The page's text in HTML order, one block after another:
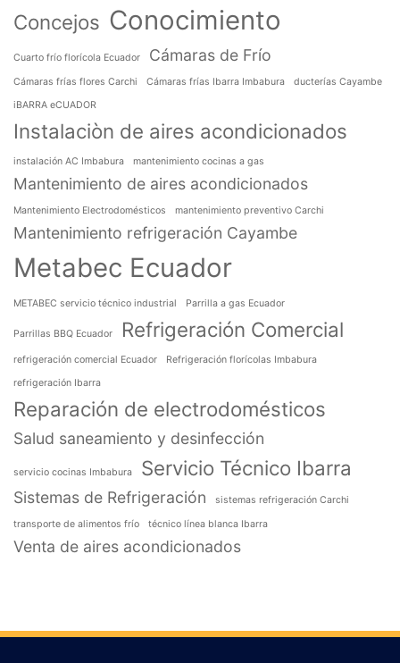
Concejos Conocimiento
Cuarto frío florícola Ecuador Cámaras de Frío
Cámaras frías flores Carchi Cámaras frías Ibarra Imbabura
ducterías Cayambe
iBARRA eCUADOR
Instalaciòn de aires acondicionados
instalación AC Imbabura mantenimiento cocinas a gas
Mantenimiento de aires acondicionados
Mantenimiento Electrodomésticos mantenimiento preventivo Carchi
Mantenimiento refrigeración Cayambe
Metabec Ecuador
METABEC servicio técnico industrial Parrilla a gas Ecuador
Parrillas BBQ Ecuador Refrigeración Comercial
refrigeración comercial Ecuador
Refrigeración florícolas Imbabura
refrigeración Ibarra
Reparación de electrodomésticos
Salud saneamiento y desinfección
servicio cocinas Imbabura Servicio Técnico Ibarra
Sistemas de Refrigeración sistemas refrigeración Carchi
transporte de alimentos frío técnico línea blanca Ibarra
Venta de aires acondicionados